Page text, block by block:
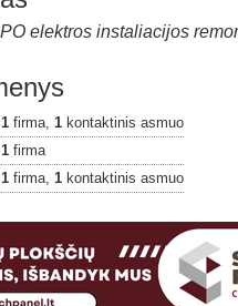
elektros instaliacijos
1 firma, 1 kontaktinis asmuo
1 firma
1 firma, 1 kontaktinis asmuo